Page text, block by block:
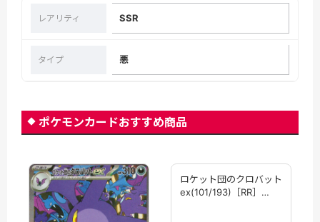
レアリティ SSR
タイプ 悪
ポケモンカードおすすめ商品